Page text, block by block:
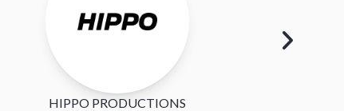
HIPPO PRODUCTIONS